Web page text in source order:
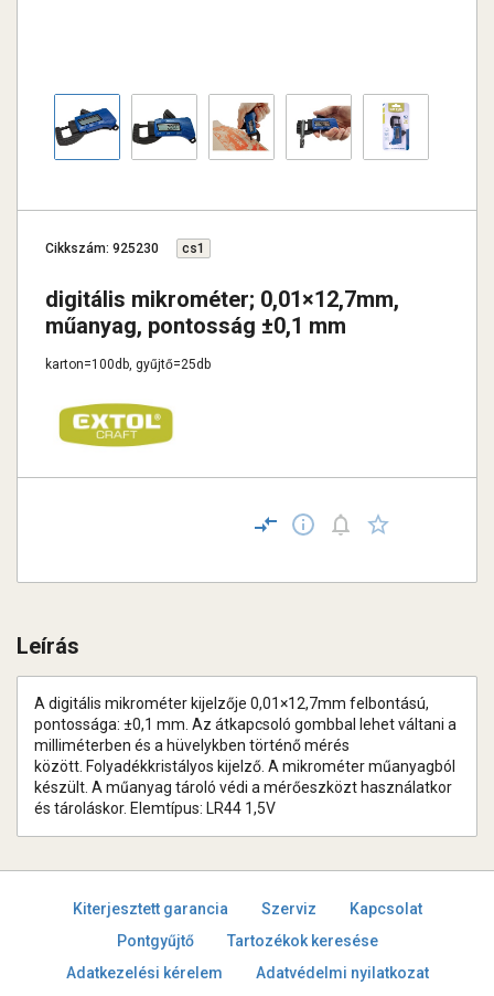
Cikkszám: 925230 cs1
digitális mikrométer; 0,01×12,7mm,
műanyag, pontosság ±0,1 mm
karton=100db, gyűjtő=25db
Leírás
A digitális mikrométer kijelzője 0,01×12,7mm felbontású,
pontossága: ±0,1 mm. Az átkapcsoló gombbal lehet váltani a
milliméterben és a hüvelykben történő mérés
között. Folyadékkristályos kijelző. A mikrométer műanyagból
készült. A műanyag tároló védi a mérőeszközt használatkor
és tároláskor. Elemtípus: LR44 1,5V
Kiterjesztett garancia Szerviz
Kapcsolat
Pontgyűjtő
Tartozékok keresése
Adatkezelési kérelem
Adatvédelmi nyilatkozat